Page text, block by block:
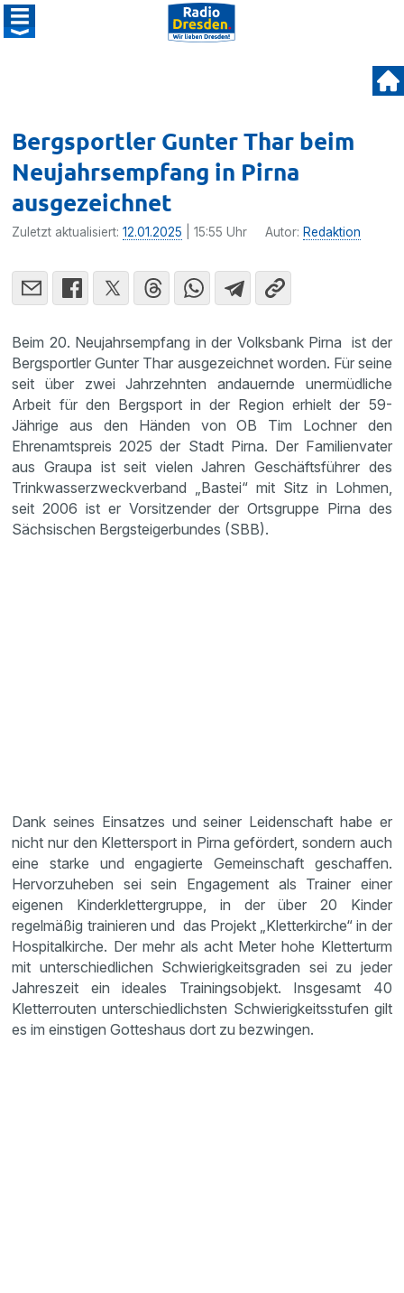
Bergsportler Gunter Thar beim
Neujahrsempfang in Pirna
ausgezeichnet
Zuletzt aktualisiert:12.01.2025 | 15:55 Uhr Autor: Redaktion
Beim 20. Neujahrsempfang in der Volksbank Pirna ist der
Bergsportler Gunter Thar ausgezeichnet worden. Für seine
seit über zwei Jahrzehnten andauernde unermüdliche
Arbeit für den Bergsport in der Region erhielt der 59-
Jährige aus den Händen von OB Tim Lochner den
Ehrenamtspreis 2025 der Stadt Pirna. Der Familienvater
aus Graupa ist seit vielen Jahren Geschäftsführer des
Trinkwasserzweckverband „Bastei“ mit Sitz in Lohmen,
seit 2006 ist er Vorsitzender der Ortsgruppe Pirna des
Sächsischen Bergsteigerbundes (SBB).
Dank seines Einsatzes und seiner Leidenschaft habe er
nicht nur den Klettersport in Pirna gefördert, sondern auch
eine starke und engagierte Gemeinschaft geschaffen.
Hervorzuheben sei sein Engagement als Trainer einer
eigenen Kinderklettergruppe, in der über 20 Kinder
regelmäßig trainieren und das Projekt „Kletterkirche“ in der
Hospitalkirche. Der mehr als acht Meter hohe Kletterturm
mit unterschiedlichen Schwierigkeitsgraden sei zu jeder
Jahreszeit ein ideales Trainingsobjekt. Insgesamt 40
Kletterrouten unterschiedlichsten Schwierigkeitsstufen gilt
es im einstigen Gotteshaus dort zu bezwingen.